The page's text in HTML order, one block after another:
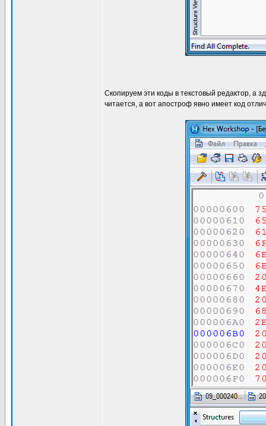
Скопируем эти коды в текстовый редактор, а
читается, а вот апостроф явно имеет код